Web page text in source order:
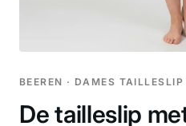
BEEREN · DAMES TAILLESLIP
De tailleslip